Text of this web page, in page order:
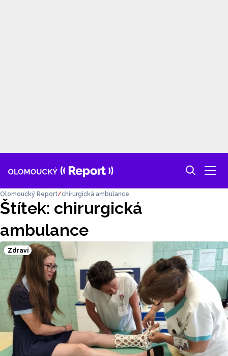
Štítek: chirurgická
ambulance
Olomoucký Report chirurgická ambulance
Zdraví